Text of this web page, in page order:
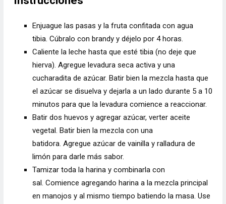
Enjuague las pasas y la fruta confitada con agua
tibia. Cúbralo con brandy y déjelo por 4 horas.
Caliente la leche hasta que esté tibia (no deje que
hierva). Agregue levadura seca activa y una
cucharadita de azúcar. Batir bien la mezcla hasta que
el azúcar se disuelva y dejarla a un lado durante 5 a 10
minutos para que la levadura comience a reaccionar.
Batir dos huevos y agregar azúcar, verter aceite
vegetal. Batir bien la mezcla con una
batidora. Agregue azúcar de vainilla y ralladura de
limón para darle más sabor.
Tamizar toda la harina y combinarla con
sal. Comience agregando harina a la mezcla principal
en manojos y al mismo tiempo batiendo la masa. Use